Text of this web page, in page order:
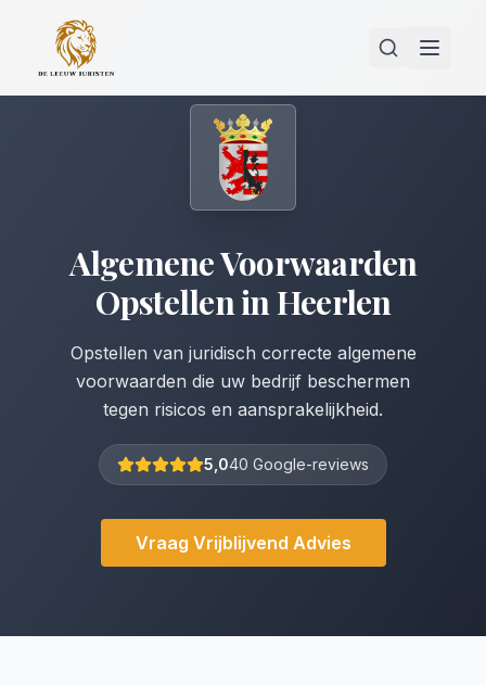
Algemene Voorwaarden
OpstelleninHeerlen
Opstellen van juridisch correcte algemene
voorwaarden die uw bedrijf beschermen
tegen risicos en aansprakelijkheid.
5,040 Google-reviews
Vraag Vrijblijvend Advies